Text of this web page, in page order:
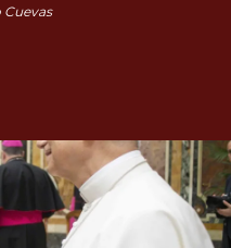
Cuevas